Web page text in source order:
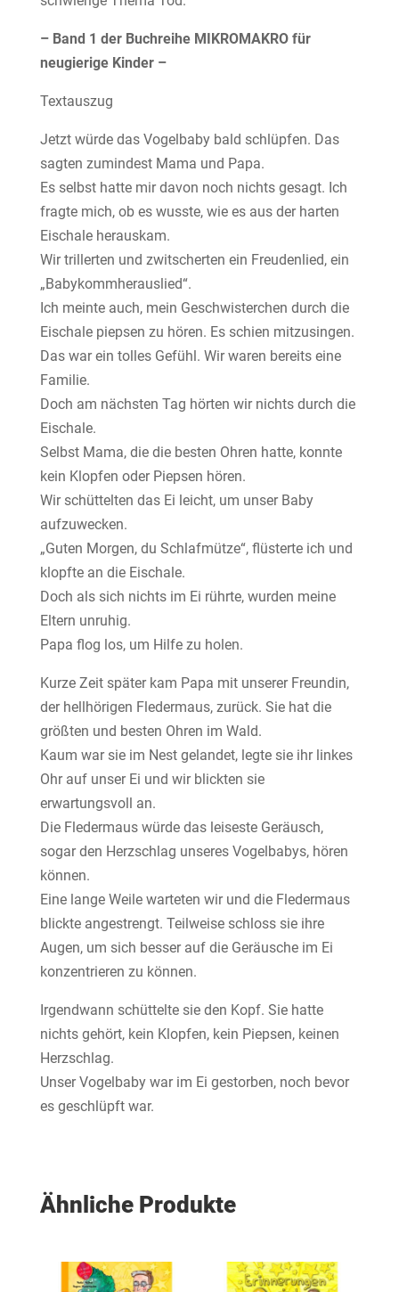
– Band 1 der Buchreihe MIKROMAKRO für
neugierige Kinder –
Textauszug
Jetzt würde das Vogelbaby bald schlüpfen. Das
sagten zumindest Mama und Papa.
Es selbst hatte mir davon noch nichts gesagt. Ich
fragte mich, ob es wusste, wie es aus der harten
Eischale herauskam.
Wir trillerten und zwitscherten ein Freudenlied, ein
„Babykommherauslied“.
Ich meinte auch, mein Geschwisterchen durch die
Eischale piepsen zu hören. Es schien mitzusingen.
Das war ein tolles Gefühl. Wir waren bereits eine
Familie.
Doch am nächsten Tag hörten wir nichts durch die
Eischale.
Selbst Mama, die die besten Ohren hatte, konnte
kein Klopfen oder Piepsen hören.
Wir schüttelten das Ei leicht, um unser Baby
aufzuwecken.
„Guten Morgen, du Schlafmütze“, flüsterte ich und
klopfte an die Eischale.
Doch als sich nichts im Ei rührte, wurden meine
Eltern unruhig.
Papa flog los, um Hilfe zu holen.
Kurze Zeit später kam Papa mit unserer Freundin,
der hellhörigen Fledermaus, zurück. Sie hat die
größten und besten Ohren im Wald.
Kaum war sie im Nest gelandet, legte sie ihr linkes
Ohr auf unser Ei und wir blickten sie
erwartungsvoll an.
Die Fledermaus würde das leiseste Geräusch,
sogar den Herzschlag unseres Vogelbabys, hören
können.
Eine lange Weile warteten wir und die Fledermaus
blickte angestrengt. Teilweise schloss sie ihre
Augen, um sich besser auf die Geräusche im Ei
konzentrieren zu können.
Irgendwann schüttelte sie den Kopf. Sie hatte
nichts gehört, kein Klopfen, kein Piepsen, keinen
Herzschlag.
Unser Vogelbaby war im Ei gestorben, noch bevor
es geschlüpft war.
Ähnliche Produkte